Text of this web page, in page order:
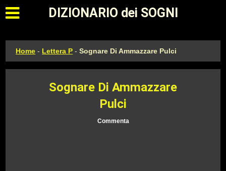
Apri il menu principale
DIZIONARIO dei SOGNI
Home - Lettera P -Sognare Di Ammazzare Pulci
Sognare Di Ammazzare
Pulci
Commenta